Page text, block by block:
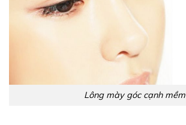
Lông mày góc cạnh mềm